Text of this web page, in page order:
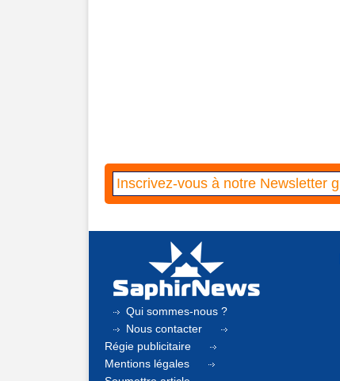
Qui sommes-nous ?
Nous contacter
Régie publicitaire
Mentions légales